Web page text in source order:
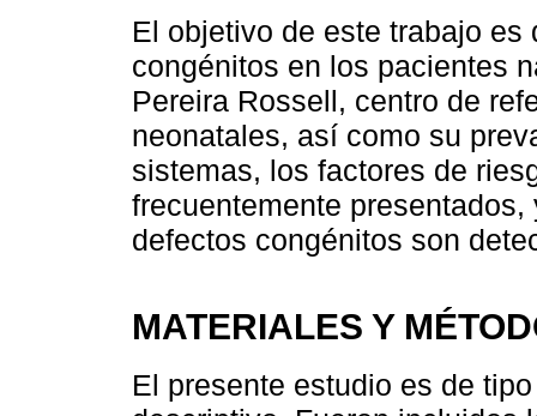
El objetivo de este trabajo
congénitos en los pacientes
Pereira Rossell, centro de
neonatales, así como su
sistemas, los factores de
frecuentemente
defectos congénitos son
MATERIALES Y
El presente estudio es de